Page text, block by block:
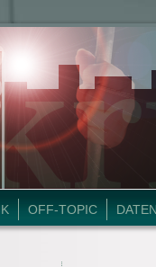
OFF-TOPIC